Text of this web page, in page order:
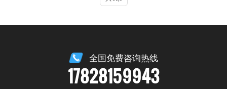
全国免费咨询热线
17828159943